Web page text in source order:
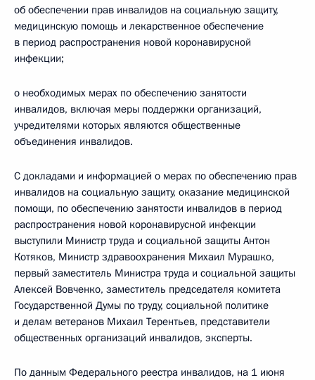
об обеспечении прав инвалидов на социальную защиту,
медицинскую помощь и лекарственное обеспечение
в период распространения новой коронавирусной
инфекции;
о необходимых мерах по обеспечению занятости
инвалидов, включая меры поддержки организаций,
учредителями которых являются общественные
объединения инвалидов.
С докладами и информацией о мерах по обеспечению прав
инвалидов на социальную защиту, оказание медицинской
помощи, по обеспечению занятости инвалидов в период
распространения новой коронавирусной инфекции
выступили Министр труда и социальной защиты Антон
Котяков, Министр здравоохранения Михаил Мурашко,
первый заместитель Министра труда и социальной защиты
Алексей Вовченко, заместитель председателя комитета
Государственной Думы по труду, социальной политике
и делам ветеранов Михаил Терентьев, представители
общественных организаций инвалидов, эксперты.
По данным Федерального реестра инвалидов, на 1 июня